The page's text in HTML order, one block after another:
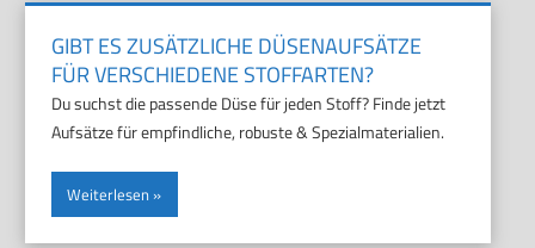
GIBT ES ZUSÄTZLICHE DÜSENAUFSÄTZE
FÜR VERSCHIEDENE STOFFARTEN?
Du suchst die passende Düse für jeden Stoff? Finde jetzt
Aufsätze für empfindliche, robuste & Spezialmaterialien.
Weiterlesen